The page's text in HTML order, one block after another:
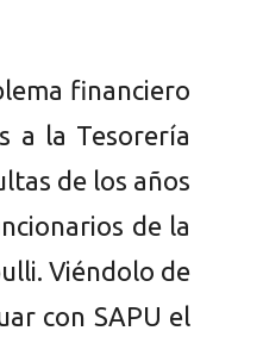
financiero
a la Tesorería
de los años
de la
Viéndolo de
con SAPU el